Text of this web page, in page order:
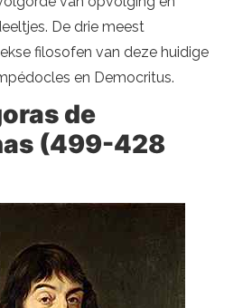
De drie meest
filosofen van deze huidige
en Democritus.
de
(499-428